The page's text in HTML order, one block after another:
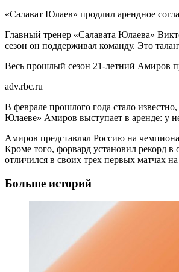
«Салават Юлаев» продлил арендное
Главный тренер «Салавата Юлаева»
сезон он поддерживал команду. Это
Весь прошлый сезон 21-летний Амиров
adv.rbc.ru
В феврале прошлого года стало
Юлаеве» Амиров выступает в аренде: у
Амиров представлял Россию на
Кроме того, форвард установил рекорд
отличился в своих трех первых матчах
Больше историй